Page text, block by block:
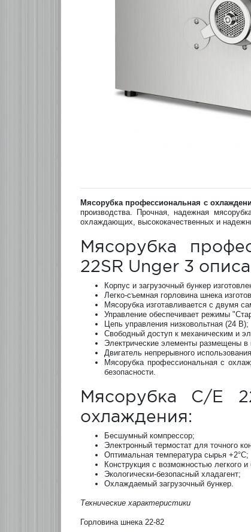
Мясорубка профессиональная с
производства. Прочная, надежная
охлаждающих, высококачественных и
Мясорубка
22SR Unger 3
Корпус и загрузочный бункер
Легко-съемная горловина шнека
Мясорубка изготавливается c двумя
Управление обеспечивает режимы
Цепь управления низковольтная (24 В);
Свободный доступ к механическим и
Электрические элементы размещены
Двигатель непрерывного
Мясорубка профессиональная с
безопасности.
Мясорубка C/E
охлаждения:
Бесшумный компрессор;
Электронный термостат для точного
Оптимальная температура сырья +2°С;
Конструкция с возможностью легкого
Экологически-безопасный хладагент;
Охлаждаемый загрузочный бункер.
Технические характеристики
Горловина шнека 22-82